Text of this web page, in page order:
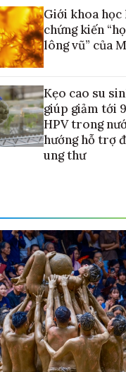
Giới khoa học
chứng kiến
lông vũ” của
Kẹo cao su
giúp giảm tới
HPV trong
hướng hỗ trợ
ung thư